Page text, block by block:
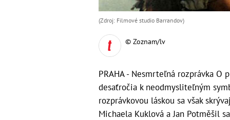
(Zdroj: Filmové studio Barrandov)
© Zoznam/lv
PRAHA - Nesmrteľná rozprávka
desaťročia k neodmysliteľným
rozprávkovou láskou sa však
Michaela Kuklová a Jan Potměšil